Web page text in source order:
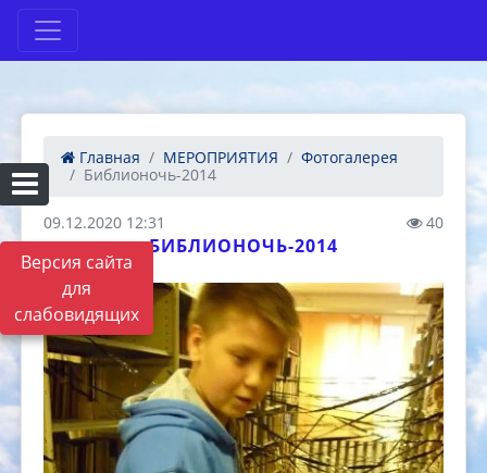
Версия сайта
для
слабовидящих
Главная МЕРОПРИЯТИЯ
Фотогалерея
Библионочь-2014
09.12.2020 12:31 40
БИБЛИОНОЧЬ-2014